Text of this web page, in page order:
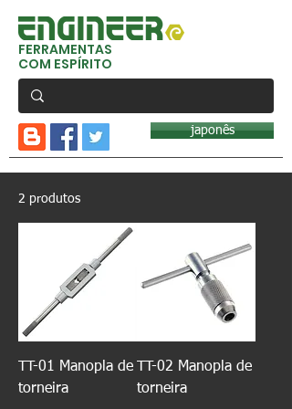
FERRAMENTAS
COM ESPÍRITO
japonês
2 produtos
TT-01 Manopla de
torneira
TT-02 Manopla de
torneira